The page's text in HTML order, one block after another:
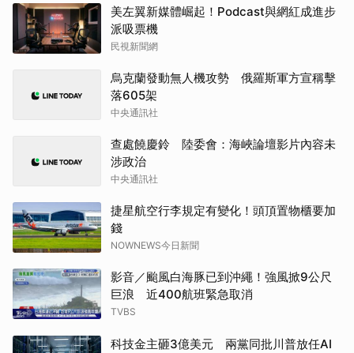
美左翼新媒體崛起！Podcast與網紅成進步
派吸票機
民視新聞網
烏克蘭發動無人機攻勢 俄羅斯軍方宣稱擊
落605架
中央通訊社
查處饒慶鈴 陸委會：海峽論壇影片內容未
涉政治
中央通訊社
捷星航空行李規定有變化！頭頂置物櫃要加
錢
NOWNEWS今日新聞
影音／颱風白海豚已到沖繩！強風掀9公尺
巨浪 近400航班緊急取消
TVBS
科技金主砸3億美元 兩黨同批川普放任AI